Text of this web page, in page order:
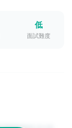
低
面試難度